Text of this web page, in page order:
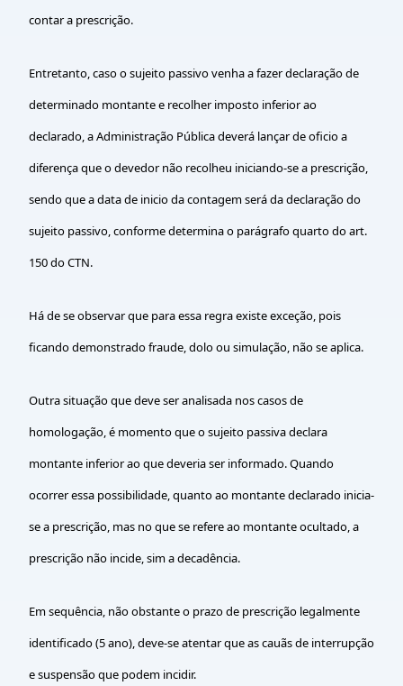
contar a prescrição.
Entretanto, caso o sujeito passivo venha a fazer declaração de
determinado montante e recolher imposto inferior ao
declarado, a Administração Pública deverá lançar de oficio a
diferença que o devedor não recolheu iniciando-se a prescrição,
sendo que a data de inicio da contagem será da declaração do
sujeito passivo, conforme determina o parágrafo quarto do art.
150 do CTN.
Há de se observar que para essa regra existe exceção, pois
ficando demonstrado fraude, dolo ou simulação, não se aplica.
Outra situação que deve ser analisada nos casos de
homologação, é momento que o sujeito passiva declara
montante inferior ao que deveria ser informado. Quando
ocorrer essa possibilidade, quanto ao montante declarado inicia-
se a prescrição, mas no que se refere ao montante ocultado, a
prescrição não incide, sim a decadência.
Em sequência, não obstante o prazo de prescrição legalmente
identificado (5 ano), deve-se atentar que as cauãs de interrupção
e suspensão que podem incidir.